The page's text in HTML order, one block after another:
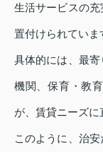
生活サービスの
置付けられていま
具体的には、最
機関、保育・教
が、賃貸ニーズに
このように、治